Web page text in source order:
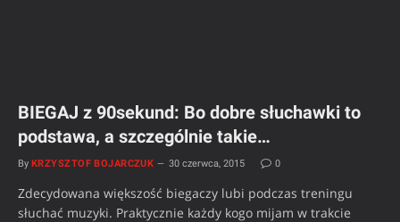
BIEGAJ z 90sekund: Bo dobre słuchawki to
podstawa, a szczególnie takie…
By KRZYSZTOF BOJARCZUK 30 czerwca, 2015 0
Zdecydowana większość biegaczy lubi podczas treningu
słuchać muzyki. Praktycznie każdy kogo mijam w trakcie